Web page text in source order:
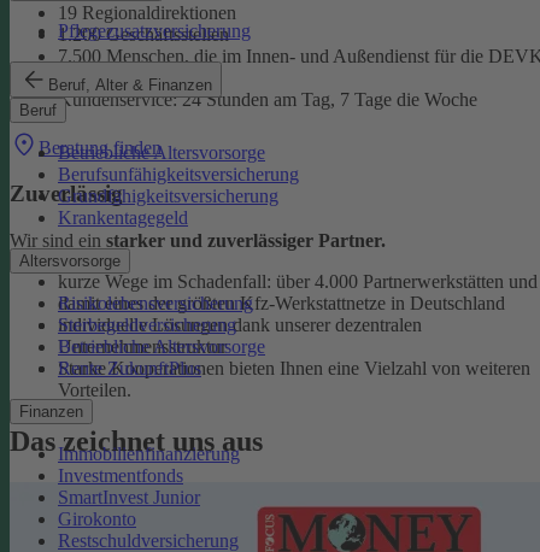
Pflegezusatzversicherung
Beruf, Alter & Finanzen
Beruf
Betriebliche Altersvorsorge
Berufsunfähigkeitsversicherung
Grundfähigkeitsversicherung
Krankentagegeld
Altersvorsorge
Risikolebensversicherung
Sterbegeldversicherung
Betriebliche Altersvorsorge
Rente ZukunftPlus
Finanzen
Immobilienfinanzierung
Investmentfonds
SmartInvest Junior
Girokonto
Restschuldversicherung
19 Regionaldirektionen
1.200 Geschäftsstellen
7.500 Menschen, die im Innen- und Außendienst für die
arbeiten
Kundenservice: 24 Stunden am Tag, 7 Tage die Woche
Beratung finden
Zuverlässig
Wir sind ein starker und zuverlässiger Partner.
kurze Wege im Schadenfall: über 4.000 Partnerwerkstätten und
damit eines der größten Kfz-Werkstattnetze in Deutschland
individuelle Lösungen dank unserer dezentralen
Unternehmensstruktur
Starke Kooperationen bieten Ihnen eine Vielzahl von weiteren
Vorteilen.
Das zeichnet uns aus